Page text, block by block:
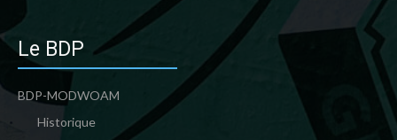
Le BDP
BDP-MODWOAM
Historique